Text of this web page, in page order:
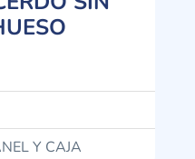
Y CAJA